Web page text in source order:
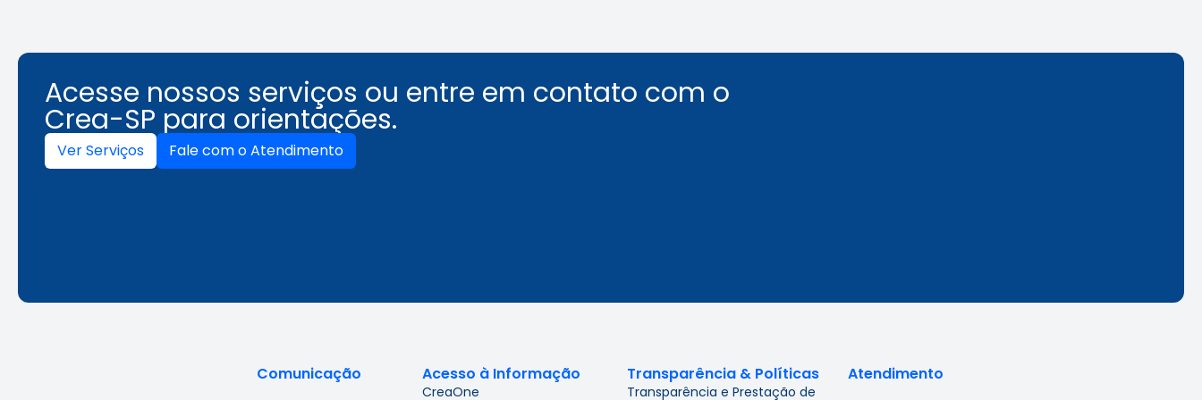
Acesse nossos serviços ou entre em contato com o
Crea-SP para orientações.
Ver Serviços Fale com o Atendimento
Comunicação Acesso à Informação
CreaOne
Transparência & Políticas
Transparência e Prestação de
Atendimento